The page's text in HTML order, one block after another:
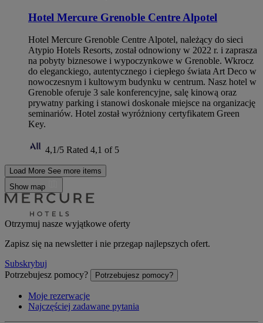
Hotel Mercure Grenoble Centre Alpotel
Hotel Mercure Grenoble Centre Alpotel, należący do sieci
Atypio Hotels Resorts, został odnowiony w 2022 r. i zaprasza
na pobyty biznesowe i wypoczynkowe w Grenoble. Wkrocz
do eleganckiego, autentycznego i ciepłego świata Art Deco w
nowoczesnym i kultowym budynku w centrum. Nasz hotel w
Grenoble oferuje 3 sale konferencyjne, salę kinową oraz
prywatny parking i stanowi doskonałe miejsce na organizację
seminariów. Hotel został wyróżniony certyfikatem Green
Key.
4,1/5 Rated 4,1 of 5
Load More See more items
Show map
Otrzymuj nasze wyjątkowe oferty
Zapisz się na newsletter i nie przegap najlepszych ofert.
Subskrybuj
Potrzebujesz pomocy?
Potrzebujesz pomocy?
Moje rezerwacje
Najczęściej zadawane pytania